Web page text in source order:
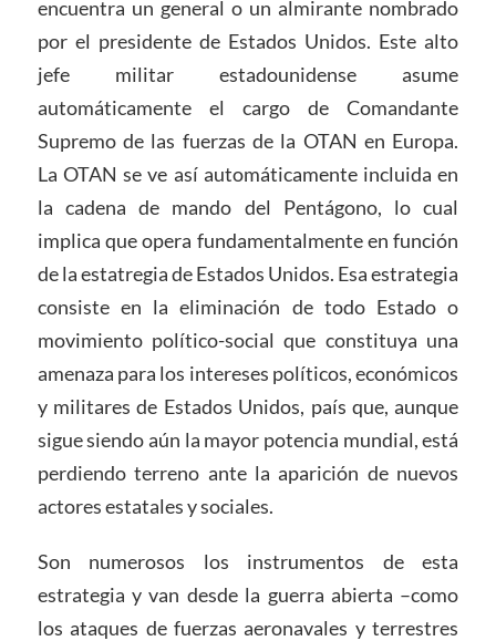
encuentra un general o un almirante nombrado
por el presidente de Estados Unidos. Este alto
jefe militar estadounidense asume
automáticamente el cargo de Comandante
Supremo de las fuerzas de la OTAN en Europa.
La OTAN se ve así automáticamente incluida en
la cadena de mando del Pentágono, lo cual
implica que opera fundamentalmente en función
de la estatregia de Estados Unidos. Esa estrategia
consiste en la eliminación de todo Estado o
movimiento político-social que constituya una
amenaza para los intereses políticos, económicos
y militares de Estados Unidos, país que, aunque
sigue siendo aún la mayor potencia mundial, está
perdiendo terreno ante la aparición de nuevos
actores estatales y sociales.
Son numerosos los instrumentos de esta
estrategia y van desde la guerra abierta –como
los ataques de fuerzas aeronavales y terrestres